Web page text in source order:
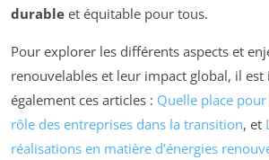
durable et équitable pour tous.
Pour explorer les différents aspects et
renouvelables et leur impact global, il
également ces articles : Quelle place
rôle des entreprises dans la transition, et
réalisations en matière d’énergies